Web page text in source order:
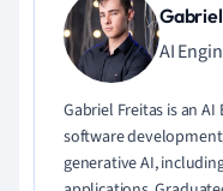
AI
Gabriel Freitas is an
software
generative AI,